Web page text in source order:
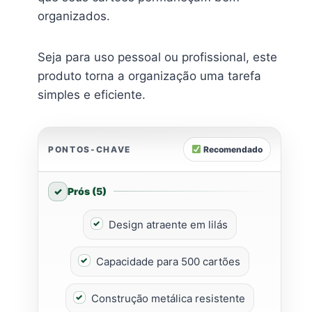
organizados.
Seja para uso pessoal ou profissional, este
produto torna a organização uma tarefa
simples e eficiente.
PONTOS-CHAVE Recomendado
Prós (5)
Design atraente em lilás
Capacidade para 500 cartões
Construção metálica resistente